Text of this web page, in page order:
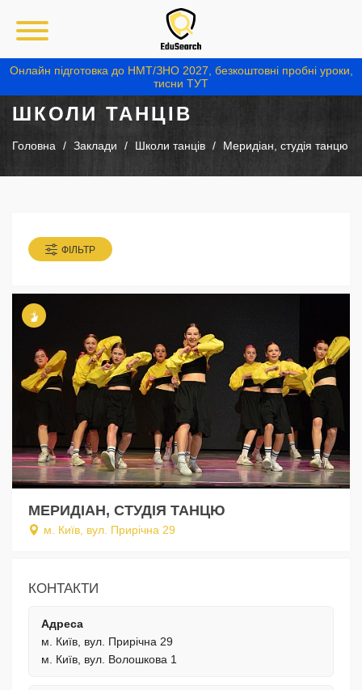
Онлайн підготовка до НМТ/ЗНО 2027, безкоштовні пробні уроки,
тисни ТУТ
ШКОЛИ ТАНЦІВ
Головна Заклади Школи танців Меридіан, студія танцю
ФІЛЬТР
МЕРИДІАН, СТУДІЯ ТАНЦЮ
м. Київ, вул. Прирічна 29
КОНТАКТИ
Адреса
м. Київ, вул. Прирічна 29
м. Київ, вул. Волошкова 1